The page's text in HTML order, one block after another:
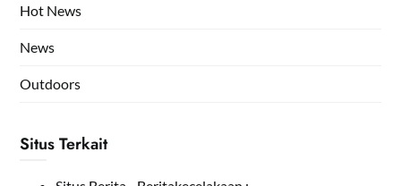
Hot News
News
Outdoors
Situs Terkait